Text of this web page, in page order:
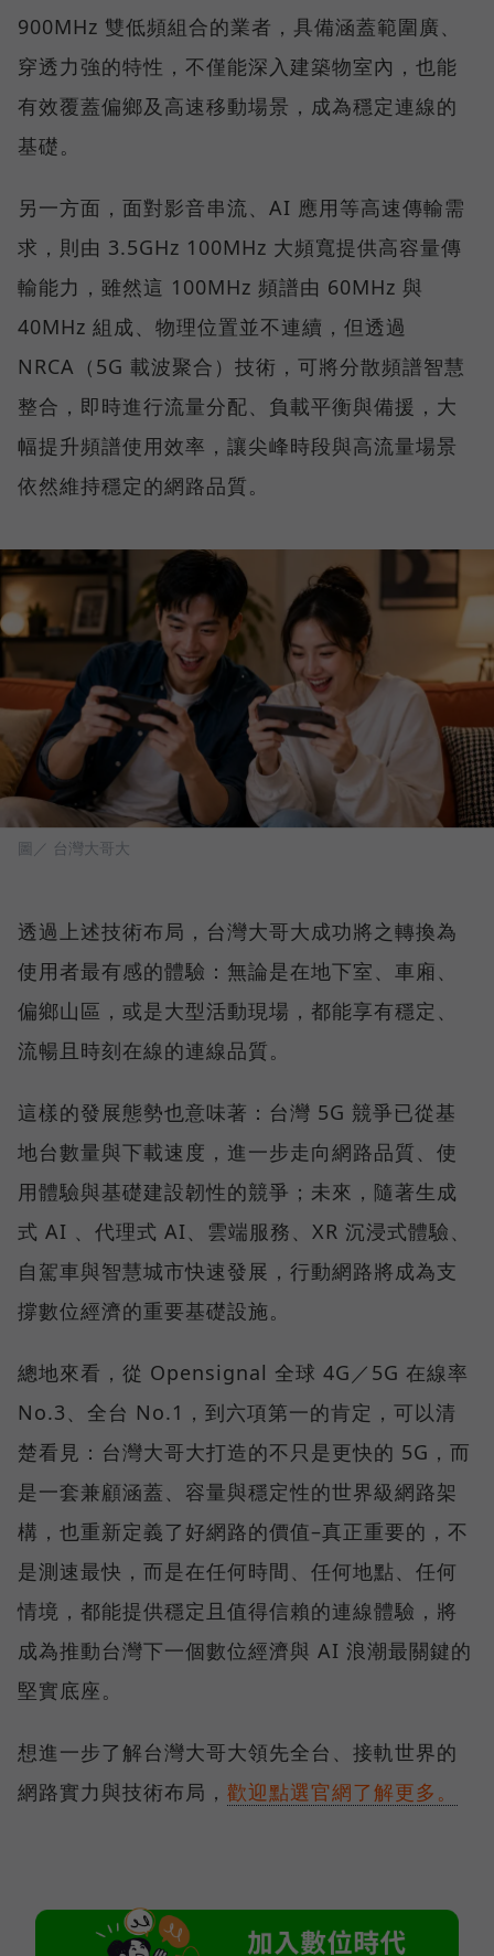
900MHz 雙低頻組合的業者，具備涵蓋範圍廣、
穿透力強的特性，不僅能深入建築物室內，也能
有效覆蓋偏鄉及高速移動場景，成為穩定連線的
基礎。
另一方面，面對影音串流、AI 應用等高速傳輸需
求，則由 3.5GHz 100MHz 大頻寬提供高容量傳
輸能力，雖然這 100MHz 頻譜由 60MHz 與
40MHz 組成、物理位置並不連續，但透過
NRCA（5G 載波聚合）技術，可將分散頻譜智慧
整合，即時進行流量分配、負載平衡與備援，大
幅提升頻譜使用效率，讓尖峰時段與高流量場景
依然維持穩定的網路品質。
圖／ 台灣大哥大
透過上述技術布局，台灣大哥大成功將之轉換為
使用者最有感的體驗：無論是在地下室、車廂、
偏鄉山區，或是大型活動現場，都能享有穩定、
流暢且時刻在線的連線品質。
這樣的發展態勢也意味著：台灣 5G 競爭已從基
地台數量與下載速度，進一步走向網路品質、使
用體驗與基礎建設韌性的競爭；未來，隨著生成
式 AI 、代理式 AI、雲端服務、XR 沉浸式體驗、
自駕車與智慧城市快速發展，行動網路將成為支
撐數位經濟的重要基礎設施。
總地來看，從 Opensignal 全球 4G／5G 在線率
No.3、全台 No.1，到六項第一的肯定，可以清
楚看見：台灣大哥大打造的不只是更快的 5G，而
是一套兼顧涵蓋、容量與穩定性的世界級網路架
構，也重新定義了好網路的價值–真正重要的，不
是測速最快，而是在任何時間、任何地點、任何
情境，都能提供穩定且值得信賴的連線體驗，將
成為推動台灣下一個數位經濟與 AI 浪潮最關鍵的
堅實底座。
想進一步了解台灣大哥大領先全台、接軌世界的
網路實力與技術布局， 歡迎點選官網了解更多。